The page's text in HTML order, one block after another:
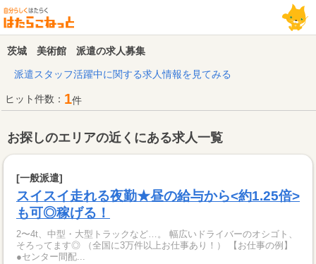
茨城 美術館 派遣の求人募集
派遣スタッフ活躍中に関する求人情報を見てみる
ヒット件数： 1件
お探しのエリアの近くにある求人一覧
[一般派遣]
スイスイ走れる夜勤★昼の給与から<約1.25倍>
も可◎稼げる！
2〜4t、中型・大型トラックなど…。 幅広いドライバーのオシゴト、
そろってます◎ （全国に3万件以上お仕事あり！） 【お仕事の例】
●センター間配...